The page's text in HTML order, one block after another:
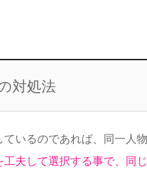
対処法
いるのであれば、同一人
夫して選択する事で、同